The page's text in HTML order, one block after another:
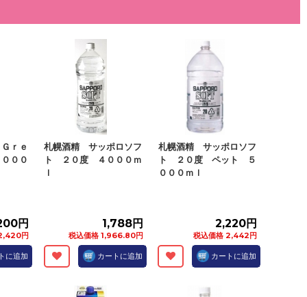
ｒｅ
００
円
円
に追加
札幌酒精 サッポロソフ
ト ２０度 ４０００ｍ
ｌ
1,788円
税込価格 1,966.80円
カートに追加
札幌酒精 サッポロソフ
ト ２０度 ペット ５
０００ｍｌ
2,220円
税込価格 2,442円
カートに追加